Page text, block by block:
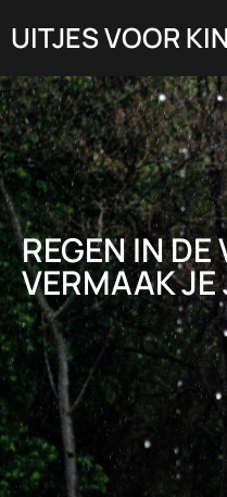
UITJES VOOR
REGEN IN
VERMAAK JE